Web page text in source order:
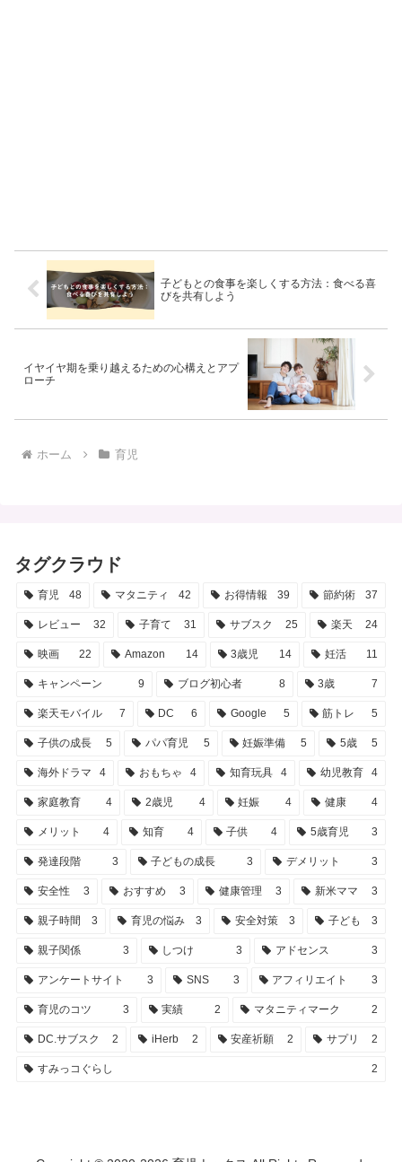
子どもとの食事を楽しくする方法：食べる喜
びを共有しよう
イヤイヤ期を乗り越えるための心構えとアプ
ローチ
ホーム 育児
タグクラウド
育児 48 マタニティ 42 お得情報 39 節約術 37
レビュー 32 子育て 31 サブスク 25 楽天 24
映画 22 Amazon 14 3歳児 14 妊活 11
キャンペーン 9 ブログ初心者 8 3歳 7
楽天モバイル 7 DC 6 Google 5 筋トレ 5
子供の成長 5 パパ育児 5 妊娠準備 5 5歳 5
海外ドラマ 4 おもちゃ 4 知育玩具 4 幼児教育 4
家庭教育 4 2歳児 4 妊娠 4 健康 4
メリット 4 知育 4 子供 4 5歳育児 3
発達段階 3 子どもの成長 3 デメリット 3
安全性 3 おすすめ 3 健康管理 3 新米ママ 3
親子時間 3 育児の悩み 3 安全対策 3 子ども 3
親子関係 3 しつけ 3 アドセンス 3
アンケートサイト 3 SNS 3 アフィリエイト 3
育児のコツ 3 実績 2 マタニティマーク 2
DC.サブスク 2 iHerb 2 安産祈願 2 サプリ 2
すみっコぐらし 2